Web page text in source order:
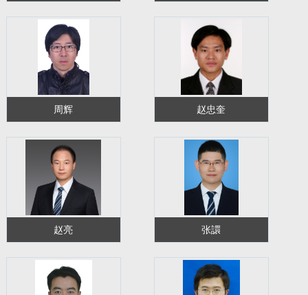
周辉 赵忠奎
赵亮 张譞